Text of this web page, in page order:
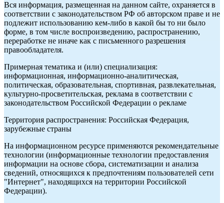
Вся информация, размещенная на данном сайте, охраняется в
соответствии с законодательством РФ об авторском праве и не
подлежит использованию кем-либо в какой бы то ни было
форме, в том числе воспроизведению, распространению,
переработке не иначе как с письменного разрешения
правообладателя.
Примерная тематика и (или) специализация:
информационная, информационно-аналитическая,
политическая, образовательная, спортивная, развлекательная,
культурно-просветительская, реклама в соответствии с
законодательством Российской Федерации о рекламе
Территория распространения: Российская Федерация,
зарубежные страны
На информационном ресурсе применяются рекомендательные
технологии (информационные технологии предоставления
информации на основе сбора, систематизации и анализа
сведений, относящихся к предпочтениям пользователей сети
"Интернет", находящихся на территории Российской
Федерации).